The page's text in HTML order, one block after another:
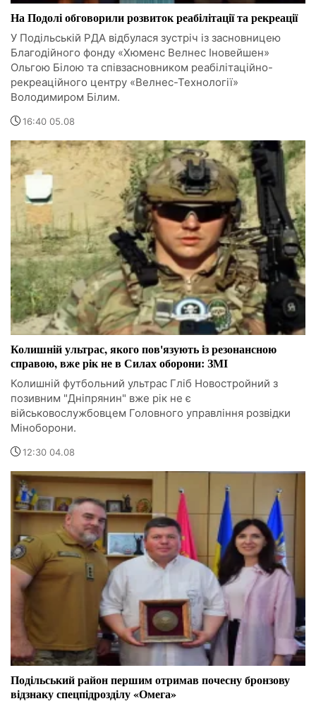
На Подолі обговорили розвиток реабілітації та рекреації
У Подільській РДА відбулася зустріч із засновницею
Благодійного фонду «Хюменс Велнес Іновейшен»
Ольгою Білою та співзасновником реабілітаційно-
рекреаційного центру «Велнес-Технології»
Володимиром Білим.
16:40 05.08
Колишній ультрас, якого пов'язують із резонансною
справою, вже рік не в Силах оборони: ЗМІ
Колишній футбольний ультрас Гліб Новостройний з
позивним "Дніпрянин" вже рік не є
військовослужбовцем Головного управління розвідки
Міноборони.
12:30 04.08
Подільський район першим отримав почесну бронзову
відзнаку спецпідрозділу «Омега»